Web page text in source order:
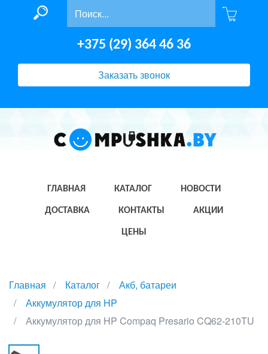
+375 (29) 364 46 36
Заказать звонок
ГЛАВНАЯ КАТАЛОГ НОВОСТИ
ДОСТАВКА КОНТАКТЫ АКЦИИ
ЦЕНЫ
Главная Каталог
Акб, батареи
Аккумулятор для HP
Аккумулятор для HP Compaq Presario CQ62-210TU